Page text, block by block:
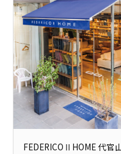
FEDERICOⅡHOME 代官